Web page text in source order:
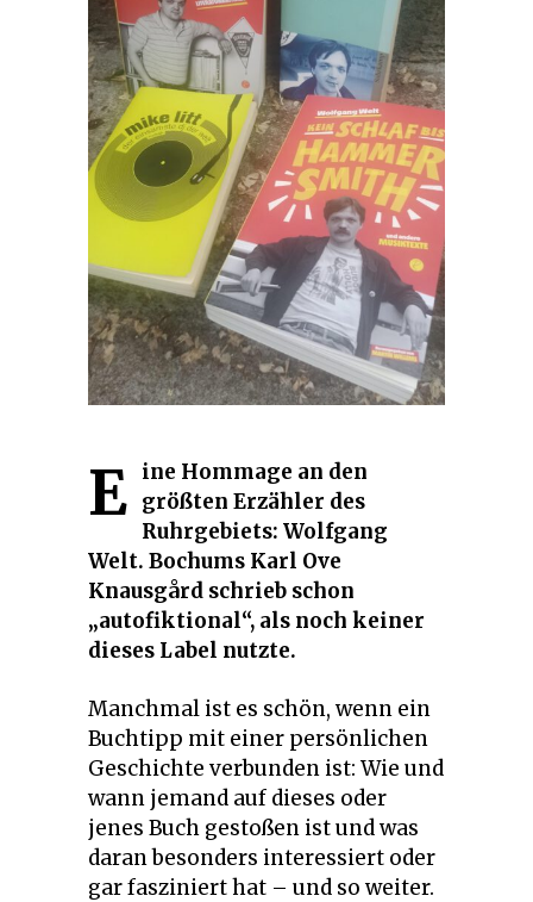
E ine Hommage an den
größten Erzähler des
Ruhrgebiets: Wolfgang
Welt. Bochums Karl Ove
Knausgård schrieb schon
„autofiktional“, als noch keiner
dieses Label nutzte.
Manchmal ist es schön, wenn ein
Buchtipp mit einer persönlichen
Geschichte verbunden ist: Wie und
wann jemand auf dieses oder
jenes Buch gestoßen ist und was
daran besonders interessiert oder
gar fasziniert hat – und so weiter.